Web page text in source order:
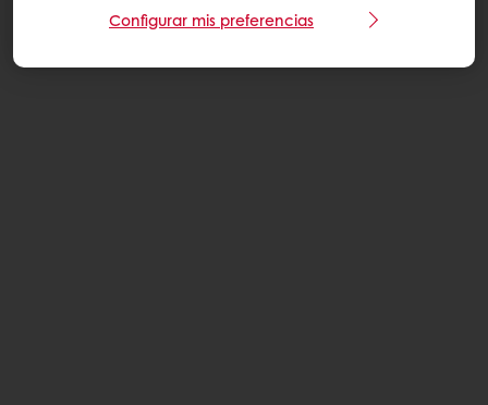
Configurar mis preferencias